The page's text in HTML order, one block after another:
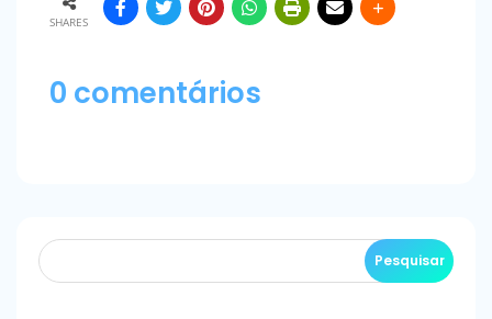
SHARES
0 comentários